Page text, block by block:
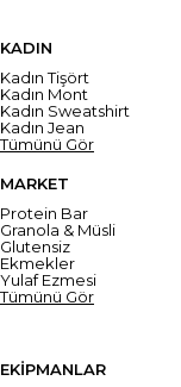
KADIN
Kadın Tişört
Kadın Mont
Kadın Sweatshirt
Kadın Jean
Tümünü Gör
MARKET
Protein Bar
Granola & Müsli
Glutensiz
Ekmekler
Yulaf Ezmesi
Tümünü Gör
EKİPMANLAR